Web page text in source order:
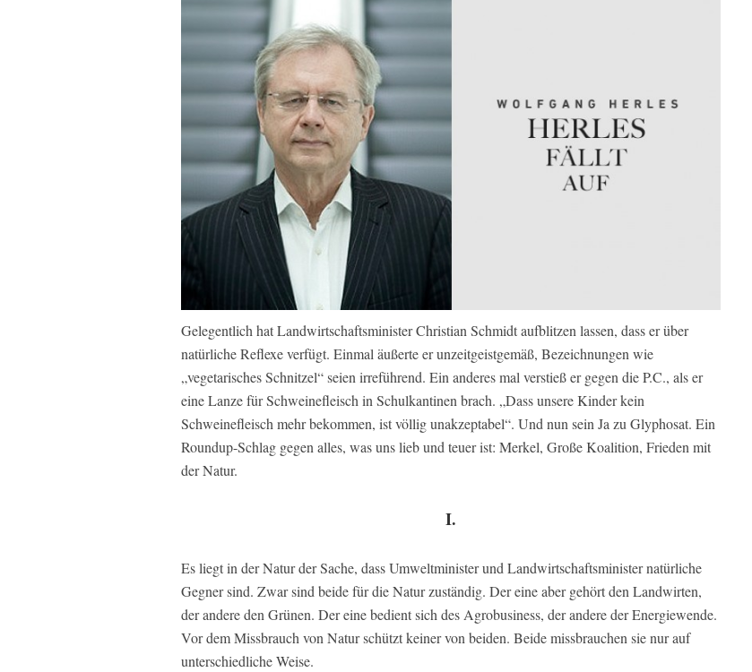
Gelegentlich hat Landwirtschaftsminister Christian Schmidt aufblitzen lassen, dass er über
natürliche Reflexe verfügt. Einmal äußerte er unzeitgeistgemäß, Bezeichnungen wie
„vegetarisches Schnitzel“ seien irreführend. Ein anderes mal verstieß er gegen die P.C., als er
eine Lanze für Schweinefleisch in Schulkantinen brach. „Dass unsere Kinder kein
Schweinefleisch mehr bekommen, ist völlig unakzeptabel“. Und nun sein Ja zu Glyphosat. Ein
Roundup-Schlag gegen alles, was uns lieb und teuer ist: Merkel, Große Koalition, Frieden mit
der Natur.
I.
Es liegt in der Natur der Sache, dass Umweltminister und Landwirtschaftsminister natürliche
Gegner sind. Zwar sind beide für die Natur zuständig. Der eine aber gehört den Landwirten,
der andere den Grünen. Der eine bedient sich des Agrobusiness, der andere der Energiewende.
Vor dem Missbrauch von Natur schützt keiner von beiden. Beide missbrauchen sie nur auf
unterschiedliche Weise.